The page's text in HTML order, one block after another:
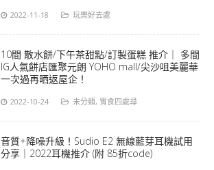
2022-11-18 玩樂好去處
10間 散水餅/下午茶甜點/訂製蛋糕 推介｜ 多間
IG人氣餅店匯聚元朗 YOHO mall/尖沙咀美麗華
一次過再晒返屋企！
2022-10-24 未分類, 胃食四處尋
音質+降噪升級！Sudio E2 無線藍芽耳機試用
分享｜2022耳機推介 (附 85折code)